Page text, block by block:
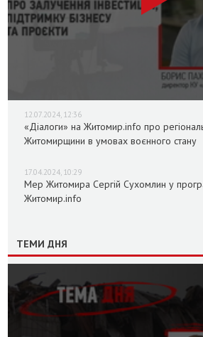
12.07.2024, 12:36
«Діалоги» на Житомир.info про
Житомирщини в умовах воєнного стану
17.04.2024, 10:29
Мер Житомира Сергій Сухомлин у
Житомир.info
ТЕМИ ДНЯ